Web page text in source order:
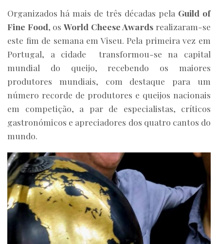
Organizados há mais de três décadas pela Guild of
Fine Food, osWorld Cheese Awards realizaram-se
este fim de semana em Viseu. Pela primeira vez em
Portugal, a cidade transformou-se na capital
mundial do queijo, recebendo os maiores
produtores mundiais, com destaque para um
número recorde de produtores e queijos nacionais
em competição, a par de especialistas, críticos
gastronómicos e apreciadores dos quatro cantos do
mundo.